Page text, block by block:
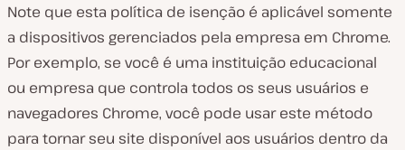
Note que esta política de isenção é aplicável somente
a dispositivos gerenciados pela empresa em Chrome.
Por exemplo, se você é uma instituição educacional
ou empresa que controla todos os seus usuários e
navegadores Chrome, você pode usar este método
para tornar seu site disponível aos usuários dentro da